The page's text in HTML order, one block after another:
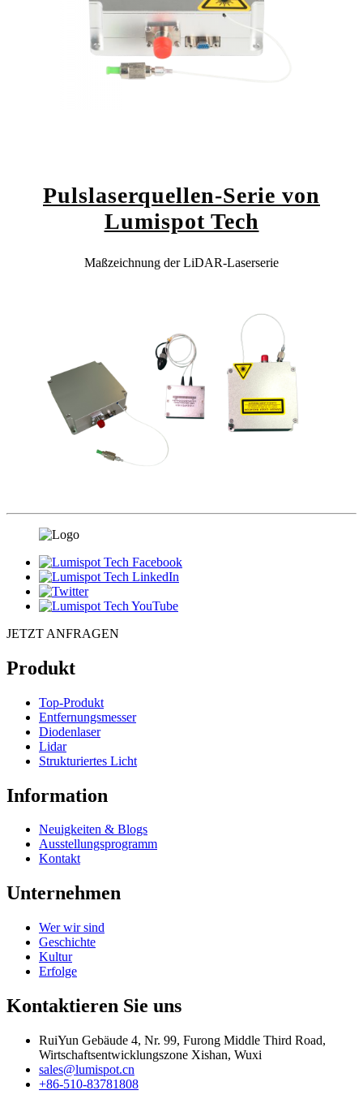
Pulslaserquellen-Serie von
Lumispot Tech
Maßzeichnung der LiDAR-Laserserie
JETZT ANFRAGEN
Produkt
Top-Produkt
Entfernungsmesser
Diodenlaser
Lidar
Strukturiertes Licht
Information
Neuigkeiten & Blogs
Ausstellungsprogramm
Kontakt
Unternehmen
Wer wir sind
Geschichte
Kultur
Erfolge
Kontaktieren Sie uns
RuiYun Gebäude 4, Nr. 99, Furong Middle Third Road,
Wirtschaftsentwicklungszone Xishan, Wuxi
sales@lumispot.cn
+86-510-83781808